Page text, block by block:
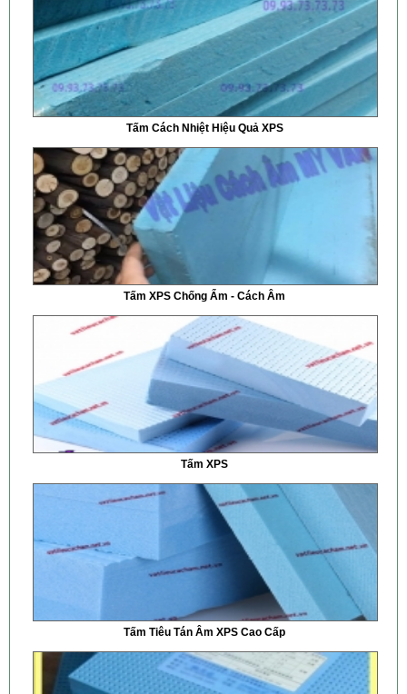
Tấm Cách Nhiệt Hiệu Quả XPS
Tấm XPS Chống Ẩm - Cách Âm
Tấm XPS
Tấm Tiêu Tán Âm XPS Cao Cấp